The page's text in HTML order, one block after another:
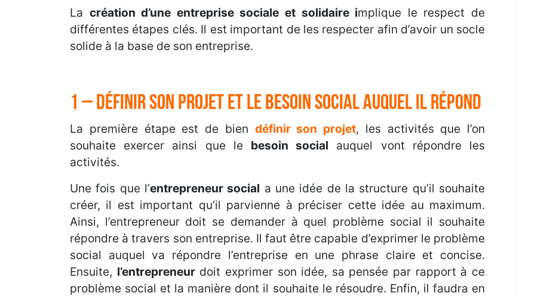
La création d’une entreprise sociale et solidaire implique le respect de
différentes étapes clés. Il est important de les respecter afin d’avoir un socle
solide à la base de son entreprise.
1 – Définir son projet et le besoin social auquel il répond
La première étape est de bien définir son projet, les activités que l’on
souhaite exercer ainsi que le besoin social auquel vont répondre les
activités.
Une fois que l’entrepreneur social a une idée de la structure qu’il souhaite
créer, il est important qu’il parvienne à préciser cette idée au maximum.
Ainsi, l’entrepreneur doit se demander à quel problème social il souhaite
répondre à travers son entreprise. Il faut être capable d’exprimer le problème
social auquel va répondre l’entreprise en une phrase claire et concise.
Ensuite, l’entrepreneurdoit exprimer son idée, sa pensée par rapport à ce
problème social et la manière dont il souhaite le résoudre. Enfin, il faudra en